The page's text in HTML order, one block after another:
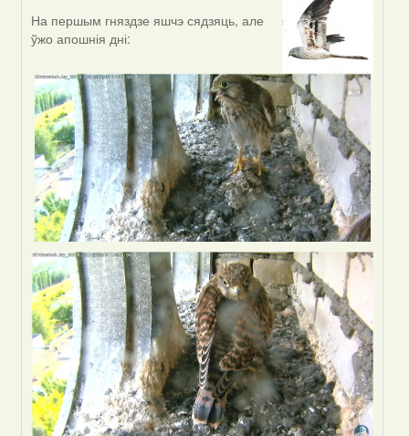
In
reply
by
VoV
На першым гняздзе яшчэ сядзяць, але
ўжо апошнія дні: